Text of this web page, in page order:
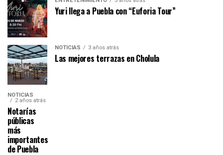
Yuri llega a Puebla con “Euforia Tour”
NOTICIAS 3 años atrás
Las mejores terrazas en Cholula
NOTICIAS
2 años atrás
Notarías
públicas
más
importantes
de Puebla